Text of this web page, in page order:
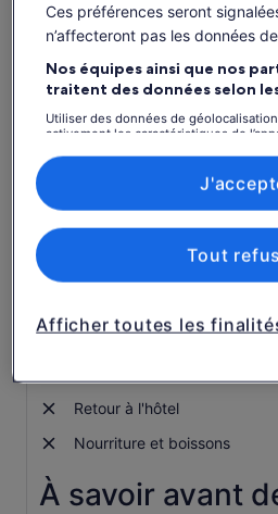
Voir
Il est possible que le
provienne d’une traduction
Afficher le texte d’origine
Donner mon avis sur cette
Ce qui est
Excursion en autocar
commentée en direct
Visite guidée du pont
Prise en charge à l'hôtel
Retour à l'hôtel
Nourriture et boissons
À savoir avant
Ces préférences seront
n’affecteront pas les données
Nos équipes ainsi que nos
traitent des données selon
Utiliser des données de
activement les caractéristiques de
et contenu personnalisés, mesure de
et du contenu, études d’audience et
Liste de nos partenaires
Afficher toutes les
Tout